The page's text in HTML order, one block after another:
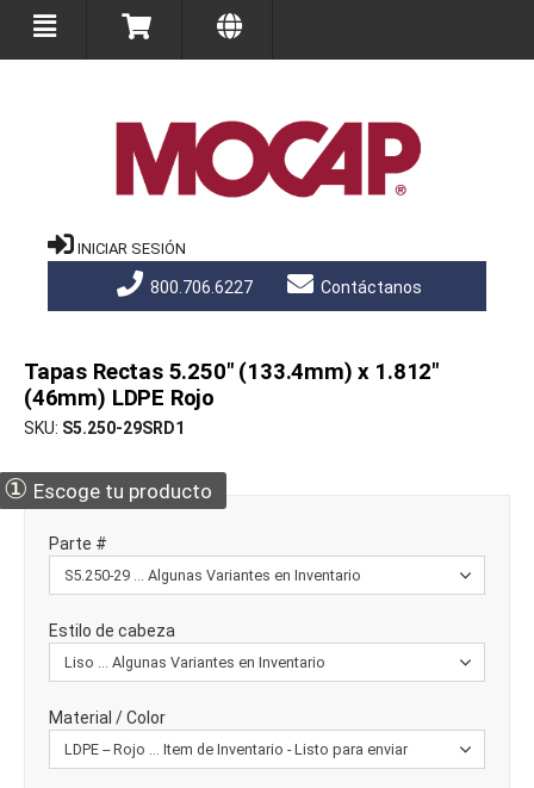
INICIAR SESIÓN
800.706.6227 Contáctanos
Tapas Rectas 5.250" (133.4mm) x 1.812"
(46mm) LDPE Rojo
SKU S5.250-29SRD1
① Escoge tu producto
Parte #
Estilo de cabeza
Material / Color